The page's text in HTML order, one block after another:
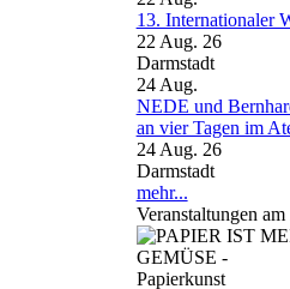
13. Internationaler
22 Aug. 26
Darmstadt
24 Aug.
NEDE und
an vier Tagen im
24 Aug. 26
Darmstadt
mehr...
Veranstaltungen